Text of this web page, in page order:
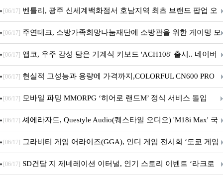
Crosshair X870E EDITION 20 국내 출시 예정
[06/17] 벤틀리, 광주 신세계백화점서 호남지역 최초 브랜드 팝업 오
픈
[06/17] 주연테크, 소방가족희망나눔재단에 소방관을 위한 게이밍 모
니터·스마트 펫 침대 기부
[06/17] 앱코, 우주 감성 담은 기계식 키보드 'ACH108' 출시.. 네이버
브랜드데이 기획전 진행
[06/17] 현실적 고성능과 용량에 가격까지,COLORFUL CN600 PRO
M.2 NVMe 디앤디컴 1TB
[06/17] 모바일 파밍 MMORPG ‘히어로 랜드M’ 정식 서비스 돌입
[06/17] 셰에라자드, Questyle Audio(퀘스타일 오디오) 'M18i Max' 국
내 정식 출시
[06/17] 그라비티 게임 어라이즈(GGA), 인디 게임 전시회 ‘도쿄 게임
던전 13’ 참가!
[06/17] SD건담 지 제네레이션 이터널, 인기 스토리 이벤트 ‘라크로